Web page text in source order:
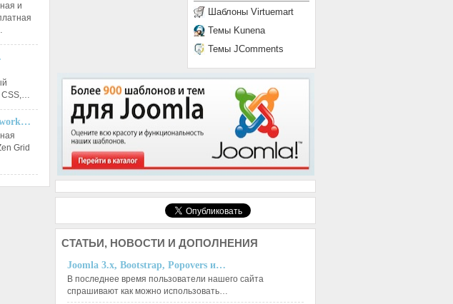
и
CSS,…
Grid
Шаблоны Virtuemart
Темы Kunena
Темы JComments
СТАТЬИ, НОВОСТИ И ДОПОЛНЕНИЯ
Joomla 3.x, Bootstrap, Popovers и…
В последнее время пользователи нашего сайта
спрашивают как можно использовать…